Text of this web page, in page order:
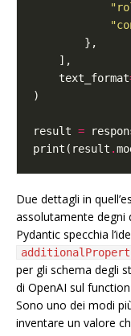
    text_format
result =
print(result .
Due dettagli in
assolutamente degni
Pydantic specchia
per gli schema degli
di OpenAI sul
Sono uno dei modi
inventare un valore